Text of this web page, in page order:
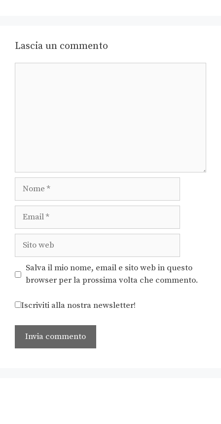
Lascia un commento
Salva il mio nome, email e sito web in questo
browser per la prossima volta che commento.
Iscriviti alla nostra newsletter!